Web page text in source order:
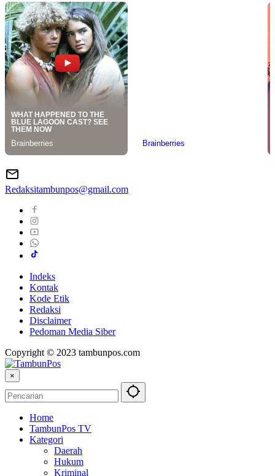
Redaksitambunpos@gmail.com
Indeks
Kontak
Kode Etik
Redaksi
Disclaimer
Pedoman Media Siber
Copyright © 2023 tambunpos.com
×
Home
TambunPos TV
Kategori
Daerah
Hukum
Kriminal